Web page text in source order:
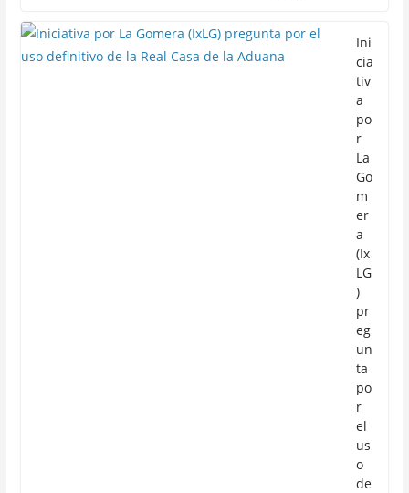
Ini
cia
tiv
a
po
r
La
Go
m
er
a
(Ix
LG
)
pr
eg
un
ta
po
r
el
us
o
de